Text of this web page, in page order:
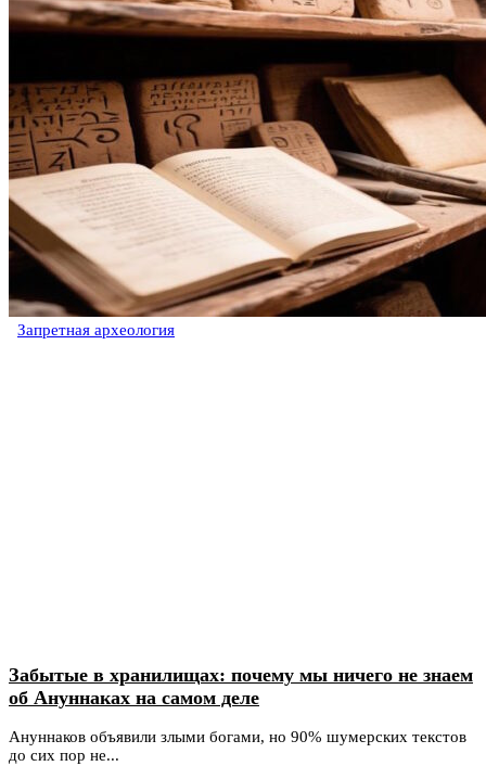
Запретная археология
Забытые в хранилищах: почему мы ничего не знаем
об Ануннаках на самом деле
Ануннаков объявили злыми богами, но 90% шумерских текстов
до сих пор не...